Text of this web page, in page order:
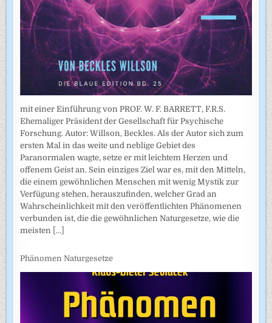
mit einer Einführung von PROF. W. F. BARRETT, F.R.S.
Ehemaliger Präsident der Gesellschaft für Psychische
Forschung. Autor: Willson, Beckles. Als der Autor sich zum
ersten Mal in das weite und neblige Gebiet des
Paranormalen wagte, setze er mit leichtem Herzen und
offenem Geist an. Sein einziges Ziel war es, mit den Mitteln,
die einem gewöhnlichen Menschen mit wenig Mystik zur
Verfügung stehen, herauszufinden, welcher Grad an
Wahrscheinlichkeit mit den veröffentlichten Phänomenen
verbunden ist, die die gewöhnlichen Naturgesetze, wie die
meisten [...]
Phänomen Naturgesetze